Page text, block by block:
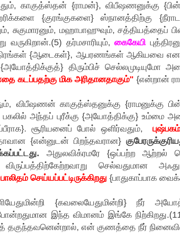
காகுத்ஸ்தன் {ராமன்}, விபீஷணனுக்கு
{குரங்குகளை} ஸ்நானத்திற்கு
சுகுமாரனும், மஹாபாஹுவும், சத்தியத்தைப்
வருகிறான்.(5) தர்மசாரியும்,கைகேயி
{ஆடைகள்}, ஆபரணங்கள் ஆகியவை
திரும்பிச் செல்லமுடியுமோ
கடப்பதற்கு மிக அரிதானதாகும்" {என்றான்
விபீஷணன் காகுத்ஸ்தனுக்கு {ராமனுக்கு
பகலில் அந்தப் புரீக்கு {அயோத்திக்கு} உம்மை
சூரியனைப் போல் ஒளிர்வதும்,
{என்னுடன் பிறந்தவரான}
அதுலவிக்ரமரே {ஒப்பற்ற ஆற்றல்
செல்வதுமான
செய்யப்பட்டிருக்கிறது {பாதுகாப்பாக
{கவலையேதுமின்றி} நீர்
இந்த விமானம் இங்கே
தகுந்தவனென்றால், என் குணத்தை நீர்